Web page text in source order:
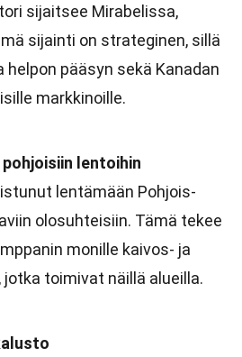
sijaitsee Mirabelissa,
sijainti on strateginen, sillä
helpon pääsyn sekä Kanadan
markkinoille.
lentoihin
lentämään Pohjois-
olosuhteisiin. Tämä tekee
monille kaivos- ja
jotka toimivat näillä alueilla.